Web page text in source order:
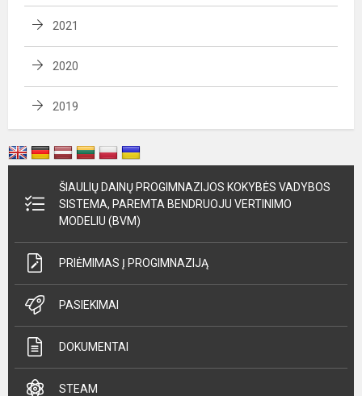
2021
2020
2019
ŠIAULIŲ DAINŲ PROGIMNAZIJOS KOKYBĖS VADYBOS
SISTEMA, PAREMTA BENDRUOJU VERTINIMO
MODELIU (BVM)
PRIĖMIMAS Į PROGIMNAZIJĄ
PASIEKIMAI
DOKUMENTAI
STEAM